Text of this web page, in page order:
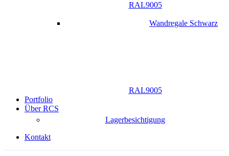
RAL9005
Wandregale Schwarz
RAL9005
Portfolio
Über RCS
Lagerbesichtigung
Kontakt